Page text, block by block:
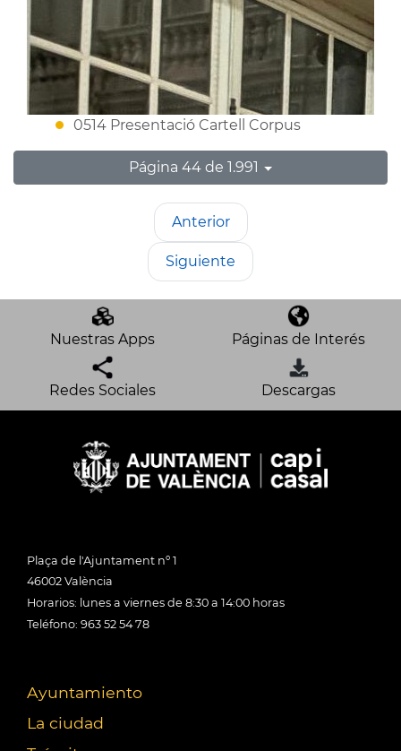
0514 Presentació Cartell Corpus
Página 44 de 1.991
Anterior
Siguiente
Nuestras Apps Páginas de Interés
Redes Sociales Descargas
Plaça de l'Ajuntament nº 1
46002 València
Horarios: lunes a viernes de 8:30 a 14:00 horas
Teléfono: 963 52 54 78
Ayuntamiento
La ciudad